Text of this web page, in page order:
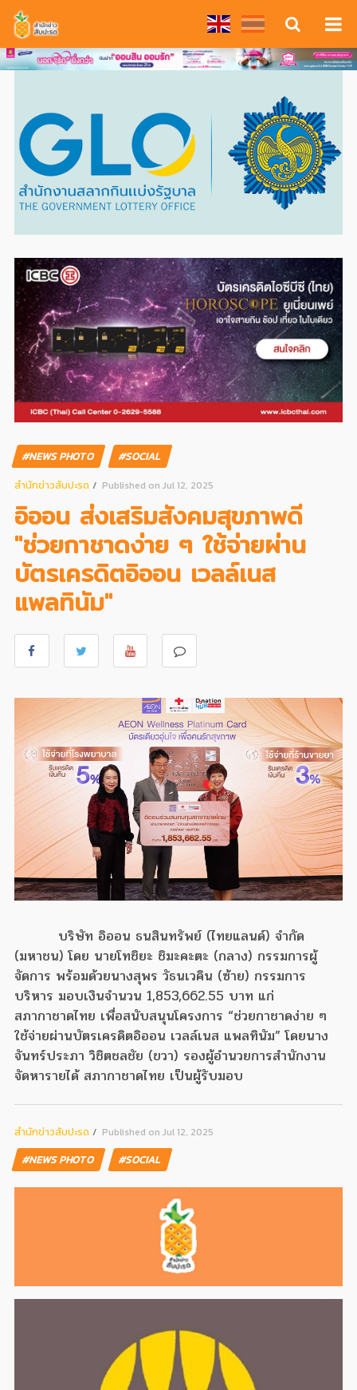
#NEWS PHOTO
#SOCIAL
สํานักข่าวสับปะรด
Published on Jul 12, 2025
อิออน ส่งเสริมสังคมสุขภาพดี
"ช่วยกาชาดง่าย ๆ ใช้จ่ายผ่าน
บัตรเครดิตอิออน เวลล์เนส
แพลทินัม"
บริษัท อิออน ธนสินทรัพย์ (ไทยแลนด์) จำกัด
(มหาชน) โดย นายโทชิยะ ชิมะคะตะ (กลาง) กรรมการผู้
จัดการ พร้อมด้วยนางสุพร วัธนเวคิน (ซ้าย) กรรมการ
บริหาร มอบเงินจำนวน 1,853,662.55 บาท แก่
สภากาชาดไทย เพื่อสนับสนุนโครงการ “ช่วยกาชาดง่าย ๆ
ใช้จ่ายผ่านบัตรเครดิตอิออน เวลล์เนส แพลทินัม” โดยนาง
จันทร์ประภา วิชิตชลชัย (ขวา) รองผู้อำนวยการสำนักงาน
จัดหารายได้ สภากาชาดไทย เป็นผู้รับมอบ
สํานักข่าวสับปะรด Published on Jul 12, 2025
#NEWS PHOTO #SOCIAL